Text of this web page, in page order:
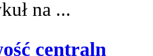
⁢na ...
centraln